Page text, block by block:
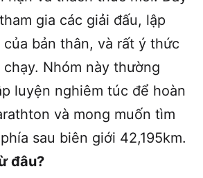
gia các giải đấu, lập
bản thân, và rất ý thức
Nhóm này thường
luyện nghiêm túc để hoàn
và mong muốn tìm
sau biên giới 42,195km.
đâu?